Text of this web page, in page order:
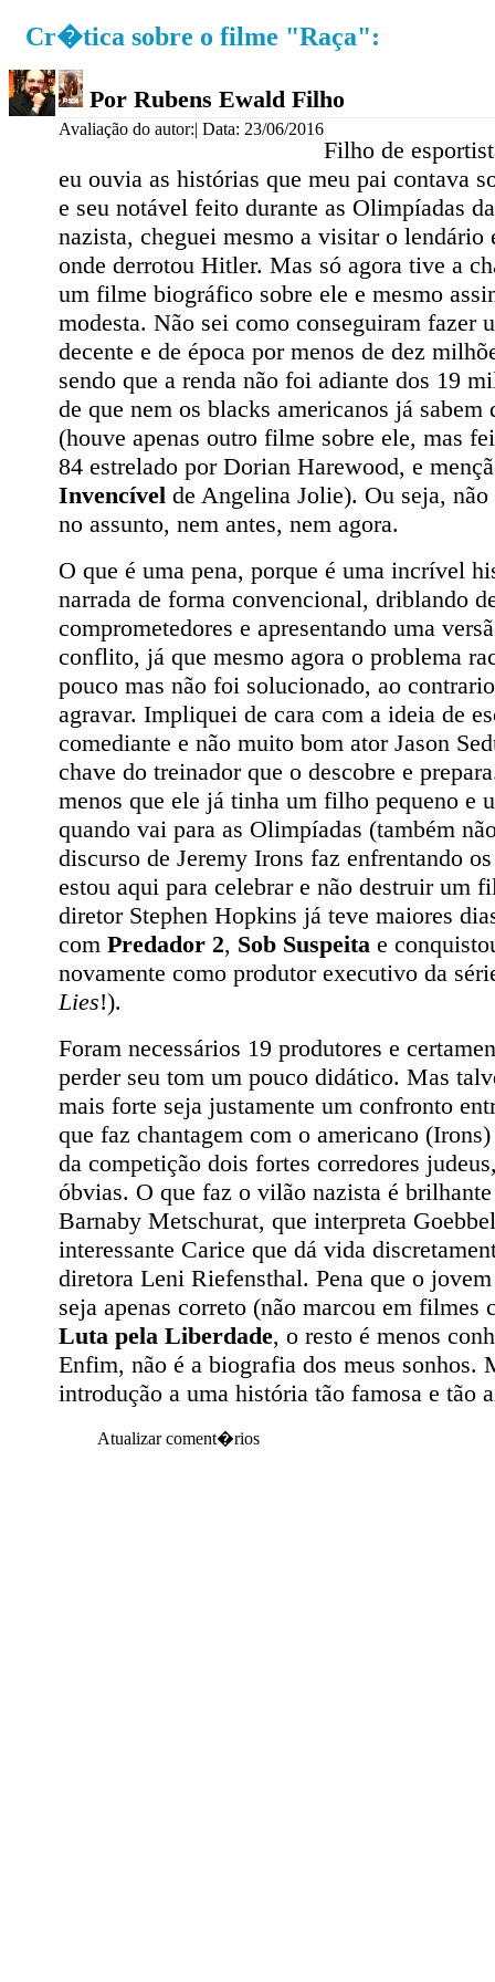
Cr�tica sobre o filme "Raça":
Por Rubens Ewald Filho
Avaliação do autor:| Data: 23/06/2016
Filho de
eu ouvia as histórias que meu pai contava
e seu notável feito durante as Olimpíadas
nazista, cheguei mesmo a visitar o lendário
onde derrotou Hitler. Mas só agora tive a
um filme biográfico sobre ele e mesmo
modesta. Não sei como conseguiram fazer
decente e de época por menos de dez
sendo que a renda não foi adiante dos 19
de que nem os blacks americanos já
(houve apenas outro filme sobre ele, mas
84 estrelado por Dorian Harewood, e
Invencível de Angelina Jolie). Ou seja, não
no assunto, nem antes, nem agora.
O que é uma pena, porque é uma incrível
narrada de forma convencional, driblando
comprometedores e apresentando uma
conflito, já que mesmo agora o problema
pouco mas não foi solucionado, ao
agravar. Impliquei de cara com a ideia de
comediante e não muito bom ator Jason
chave do treinador que o descobre e
menos que ele já tinha um filho pequeno e
quando vai para as Olimpíadas (também
discurso de Jeremy Irons faz enfrentando
estou aqui para celebrar e não destruir um
diretor Stephen Hopkins já teve maiores
com Predador 2, Sob Suspeita e
novamente como produtor executivo da
Lies!).
Foram necessários 19 produtores e
perder seu tom um pouco didático. Mas
mais forte seja justamente um confronto
que faz chantagem com o americano
da competição dois fortes corredores
óbvias. O que faz o vilão nazista é
Barnaby Metschurat, que interpreta
interessante Carice que dá vida
diretora Leni Riefensthal. Pena que o jovem
seja apenas correto (não marcou em filmes
Luta pela Liberdade, o resto é menos
Enfim, não é a biografia dos meus sonhos.
introdução a uma história tão famosa e tão
Atualizar coment�rios